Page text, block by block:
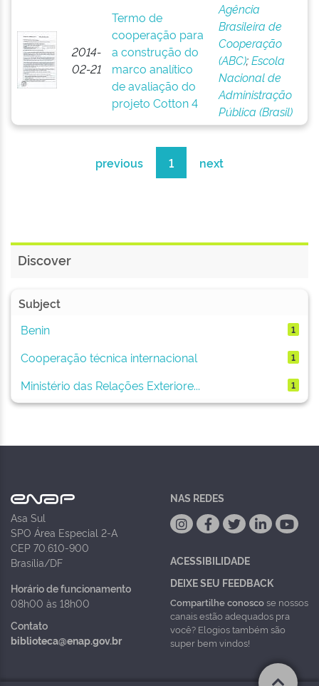
2014-
02-21
Termo de
cooperação para
a construção do
marco analítico
de avaliação do
projeto Cotton 4
Agência
Brasileira de
Cooperação
(ABC);Escola
Nacional de
Administração
Pública (Brasil)
previous 1 next
Discover
Subject
Benin
1
Cooperação técnica internacional 1
Ministério das Relações Exteriore... 1
Asa Sul
SPO Área Especial 2-A
CEP 70.610-900
Brasília/DF
Horário de funcionamento
08h00 às 18h00
Contato
biblioteca@enap.gov.br
NAS REDES
ACESSIBILIDADE
DEIXE SEU FEEDBACK
Compartilhe conoscose nossos
canais estão adequados pra
você? Elogios também são
super bem vindos!